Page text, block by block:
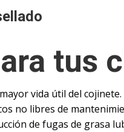
tus
vida útil del cojinete.
no libres de
de fugas de grasa